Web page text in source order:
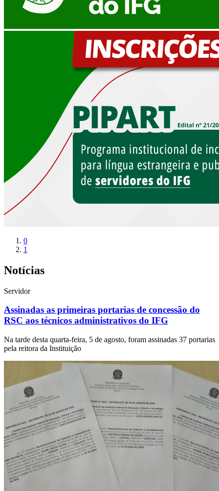
0
1
Notícias
Servidor
Assinadas as primeiras portarias de concessão do
RSC aos técnicos administrativos do IFG
Na tarde desta quarta-feira, 5 de agosto, foram assinadas 37 portarias
pela reitora da Instituição